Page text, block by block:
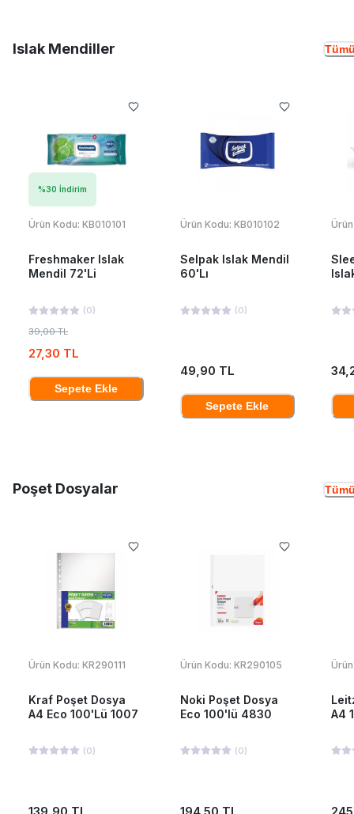
Islak Mendiller
%30 İndirim
Ürün Kodu: KB010101
Freshmaker Islak
Mendil 72'Li
(0)
39,00 TL
27,30 TL
Sepete Ekle
Ürün Kodu: KB010102
Selpak Islak Mendil
60'Lı
(0)
49,90 TL
Sepete Ekle
Poşet Dosyalar
Ürün Kodu: KR290111
Kraf Poşet Dosya
A4 Eco 100'Lü 1007
(0)
Ürün Kodu: KR290105
Noki Poşet Dosya
Eco 100'lü 4830
(0)
A4